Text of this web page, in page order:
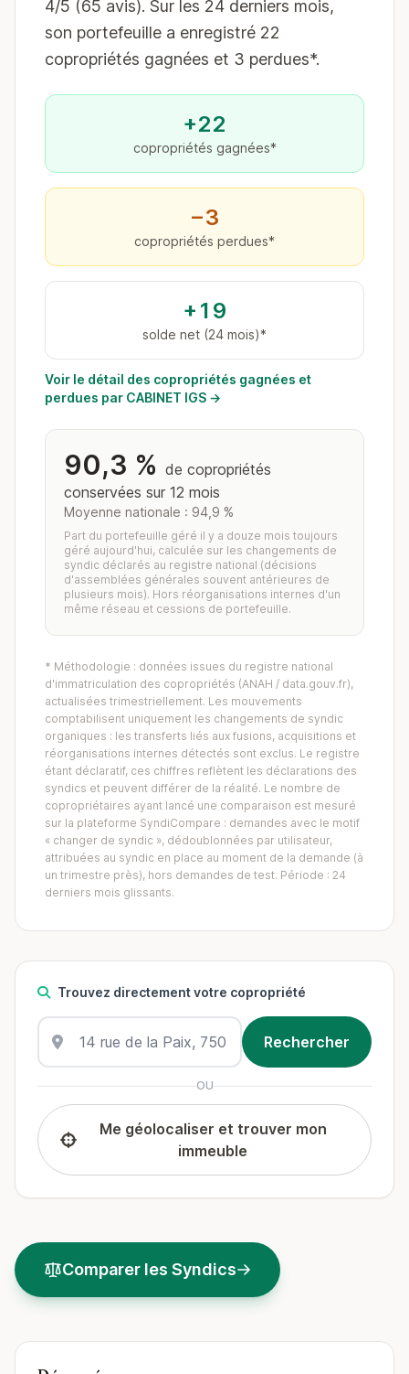
4/5 (65 avis). Sur les 24 derniers mois,
son portefeuille a enregistré 22
copropriétés gagnées et 3 perdues*.
+22
copropriétés gagnées*
−3
copropriétés perdues*
+19
solde net (24 mois)*
Voir le détail des copropriétés gagnées et
perdues par CABINET IGS →
90,3 % de copropriétés
conservées sur 12 mois
Moyenne nationale : 94,9 %
Part du portefeuille géré il y a douze mois toujours
géré aujourd'hui, calculée sur les changements de
syndic déclarés au registre national (décisions
d'assemblées générales souvent antérieures de
plusieurs mois). Hors réorganisations internes d'un
même réseau et cessions de portefeuille.
* Méthodologie : données issues du registre national
d'immatriculation des copropriétés (ANAH / data.gouv.fr),
actualisées trimestriellement. Les mouvements
comptabilisent uniquement les changements de syndic
organiques : les transferts liés aux fusions, acquisitions et
réorganisations internes détectés sont exclus. Le registre
étant déclaratif, ces chiffres reflètent les déclarations des
syndics et peuvent différer de la réalité. Le nombre de
copropriétaires ayant lancé une comparaison est mesuré
sur la plateforme SyndiCompare : demandes avec le motif
« changer de syndic », dédoublonnées par utilisateur,
attribuées au syndic en place au moment de la demande (à
un trimestre près), hors demandes de test. Période : 24
derniers mois glissants.
Trouvez directement votre copropriété
OU
Me géolocaliser et trouver mon
immeuble
Comparer les Syndics